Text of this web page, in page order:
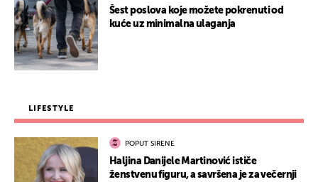
Šest poslova koje možete pokrenuti od
kuće uz minimalna ulaganja
LIFESTYLE
POPUT SIRENE
Haljina Danijele Martinović ističe
ženstvenu figuru, a savršena je za večernji